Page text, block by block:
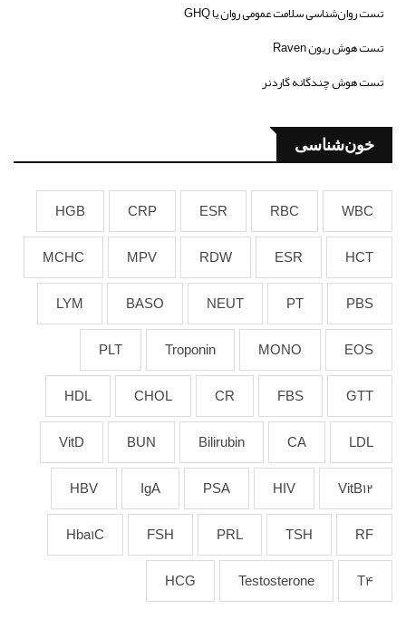
تست روان‌شناسی سلامت عمومی روان یا GHQ
تست هوش ریون Raven
تست هوش چندگانه گاردنر
خون‌شناسی
WBC
RBC
ESR
CRP
HGB
HCT
ESR
RDW
MPV
MCHC
PBS
PT
NEUT
BASO
LYM
EOS
MONO
Troponin
PLT
GTT
FBS
CR
CHOL
HDL
LDL
CA
Bilirubin
BUN
VitD
VitB12
HIV
PSA
IgA
HBV
RF
TSH
PRL
FSH
Hba1C
T4
Testosterone
HCG